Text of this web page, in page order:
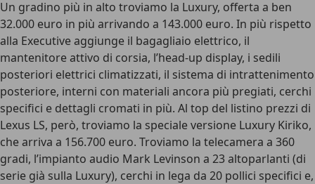
Un gradino più in alto troviamo la Luxury, offerta a ben
32.000 euro in più arrivando a 143.000 euro. In più rispetto
alla Executive aggiunge il bagagliaio elettrico, il
mantenitore attivo di corsia, l’head-up display, i sedili
posteriori elettrici climatizzati, il sistema di intrattenimento
posteriore, interni con materiali ancora più pregiati, cerchi
specifici e dettagli cromati in più. Al top del listino prezzi di
Lexus LS, però, troviamo la speciale versione Luxury Kiriko,
che arriva a 156.700 euro. Troviamo la telecamera a 360
gradi, l’impianto audio Mark Levinson a 23 altoparlanti (di
serie già sulla Luxury), cerchi in lega da 20 pollici specifici e,